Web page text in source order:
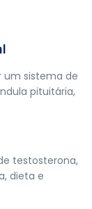
um sistema de
pituitária,
testosterona,
dieta e